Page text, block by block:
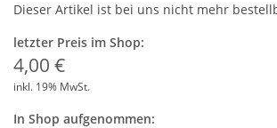
Dieser Artikel ist bei uns nicht mehr
letzter Preis im Shop:
4,00 €
inkl. 19% MwSt.
In Shop aufgenommen: